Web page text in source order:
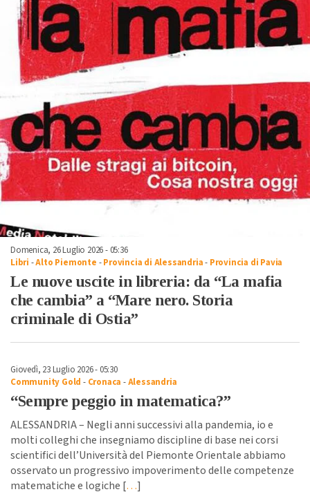
Domenica, 26 Luglio 2026 - 05:36
Libri -Alto Piemonte -Provincia di Alessandria- Provincia di Pavia
Le nuove uscite in libreria: da “La mafia
che cambia” a “Mare nero. Storia
criminale di Ostia”
Giovedì, 23 Luglio 2026 - 05:30
Community Gold - Cronaca -Alessandria
“Sempre peggio in matematica?”
ALESSANDRIA – Negli anni successivi alla pandemia, io e
molti colleghi che insegniamo discipline di base nei corsi
scientifici dell’Università del Piemonte Orientale abbiamo
osservato un progressivo impoverimento delle competenze
matematiche e logiche […]